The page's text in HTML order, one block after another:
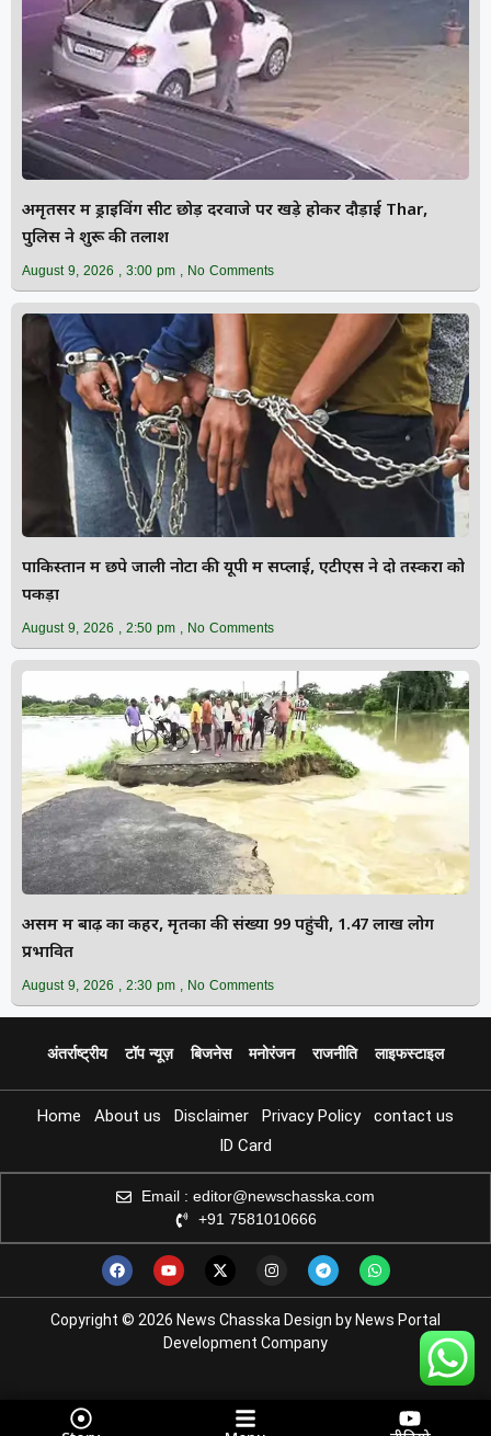
अमृतसर में ड्राइविंग सीट छोड़ दरवाजे पर खड़े होकर दौड़ाई Thar,
पुलिस ने शुरू की तलाश
August 9, 2026 3:00 pm No Comments
पाकिस्तान में छपे जाली नोटों की यूपी में सप्लाई, एटीएस ने दो तस्करों को
पकड़ा
August 9, 2026 2:50 pm No Comments
असम में बाढ़ का कहर, मृतकों की संख्या 99 पहुंची, 1.47 लाख लोग
प्रभावित
August 9, 2026 2:30 pm No Comments
अंतर्राष्ट्रीय टॉप न्यूज़ बिजनेस मनोरंजन राजनीति लाइफस्टाइल
Home About us Disclaimer Privacy Policy
contact us
ID Card
Email : editor@newschasska.com
+91 7581010666
Copyright © 2026 News Chasska Design by News Portal
Development Company